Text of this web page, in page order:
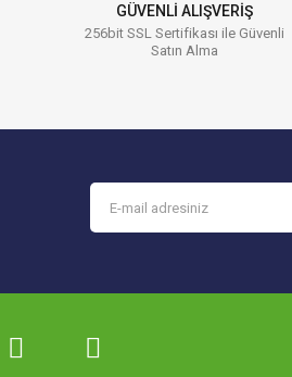
GÜVENLİ ALIŞVERİŞ
256bit SSL Sertifikası ile Güvenli
Satın Alma